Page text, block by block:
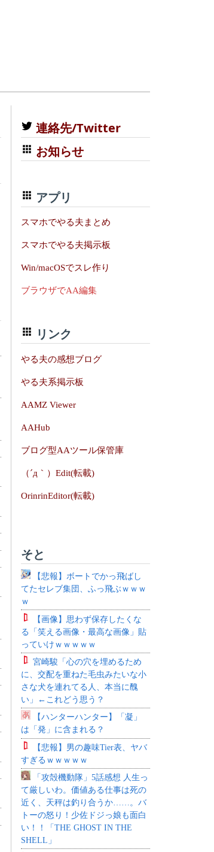
連絡先/Twitter
お知らせ
アプリ
スマホでやる夫まとめ
スマホでやる夫掲示板
Win/macOSでスレ作り
ブラウザでAA編集
リンク
やる夫の感想ブログ
やる夫系掲示板
AAMZ Viewer
AAHub
ブログ型AAツール保管庫
（´д｀）Edit(転載)
OrinrinEditor(転載)
そと
【悲報】ボートでかっ飛ばし
てたセレブ集団、ふっ飛ぶｗｗｗ
ｗ
【画像】思わず保存したくな
る「笑える画像・最高な画像」貼
っていけｗｗｗｗｗ
宮崎駿「心の穴を埋めるため
に、交配を重ねた毛虫みたいな小
さな犬を連れてる人、本当に醜
い」←これどう思う？
【ハンターハンター】「凝」
は「発」に含まれる？
【悲報】男の趣味Tier表、ヤバ
すぎるｗｗｗｗｗ
「攻殻機動隊」5話感想 人生っ
て厳しいわ。価値ある仕事は死の
近く、天秤は釣り合うか……。バ
トーの怒り！少佐ドジっ娘も面白
い！！「THE GHOST IN THE
SHELL」